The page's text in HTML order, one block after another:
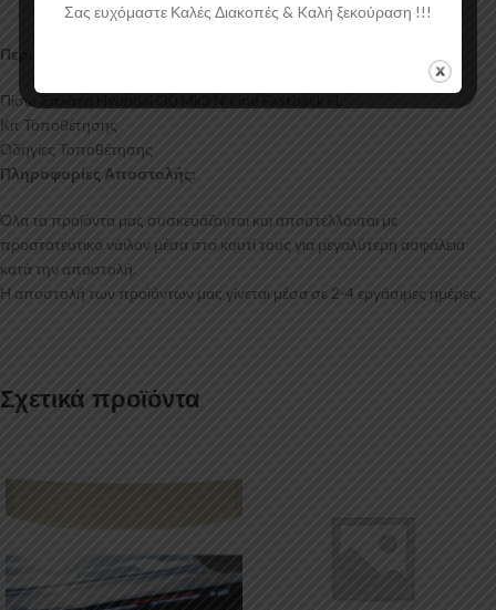
Περιεχόμενα Συσκευασίας:
Πίσω Σπλίτερ Hyundai i30 Mk3 N-Line Fastback FL
Κιτ Τοποθέτησης
Οδηγίες Τοποθέτησης
Πληροφορίες Αποστολής:
Όλα τα προϊόντα μας συσκευάζονται και αποστέλλονται με
προστατευτικό νάιλον μέσα στο κουτί τους για μεγαλύτερη ασφάλεια
κατά την αποστολή.
Η αποστολή των προϊόντων μας γίνεται μέσα σε 2-4 εργάσιμες ημέρες.
Σχετικά προϊόντα
Σας ευχόμαστε Καλές Διακοπές & Kαλή ξεκούραση !!!